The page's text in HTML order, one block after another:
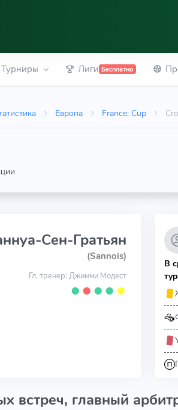
Турниры Лиги Бесплатно
Европа France: Cup
Сен-Гратьян
(Sannois)
Гл. тренер: Джимми Модест
⬤ ⬤ ⬤ ⬤ ⬤
В
встреч, главный